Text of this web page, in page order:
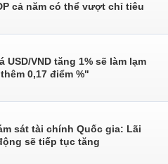
cả năm có thể vượt chỉ tiêu
USD/VND tăng 1% sẽ làm lạm
0,17 điểm %"
sát tài chính Quốc gia: Lãi
sẽ tiếp tục tăng